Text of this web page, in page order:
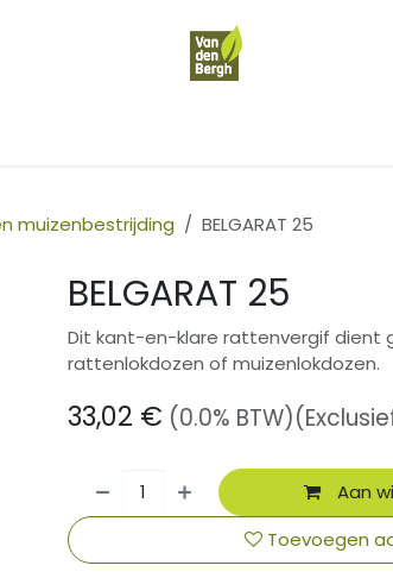
muizenbestrijding BELGARAT 25
BELGARAT 25
Dit kant-en-klare rattenvergif dient
rattenlokdozen of muizenlokdozen.
33,02 € (0.0% BTW)
Aan
Toevoegen